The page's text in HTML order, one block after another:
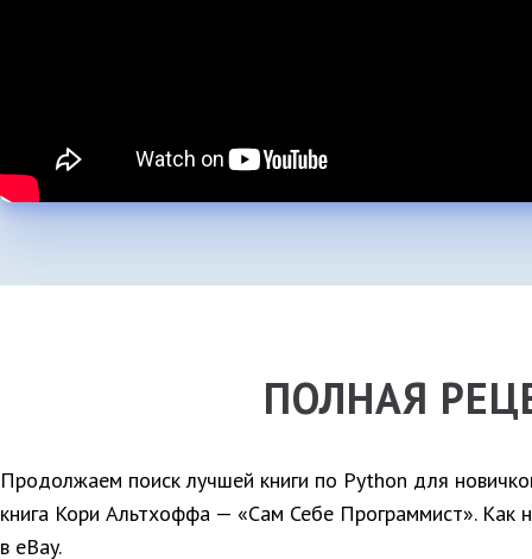
ПОЛНАЯ
Продолжаем поиск лучшей книги по Python для
книга Кори Альтхоффа — «Сам Себе Программист». Как
в eBay.